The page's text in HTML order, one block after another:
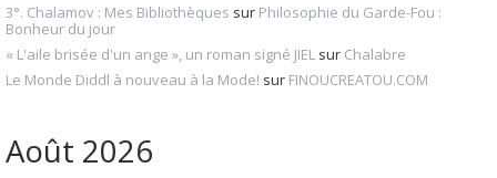
3°. Chalamov : Mes Bibliothèques sur Philosophie du Garde-Fou :
Bonheur du jour
« L'aile brisée d'un ange », un roman signé JIEL sur Chalabre
Le Monde Diddl à nouveau à la Mode! sur FINOUCREATOU.COM
Août 2026